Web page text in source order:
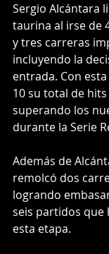
Sergio Alcántara
taurina al irse de
y tres carreras
incluyendo la
entrada. Con
10 su total de
superando los
durante la Serie
Además de
remolcó dos
logrando
seis partidos que
esta etapa.